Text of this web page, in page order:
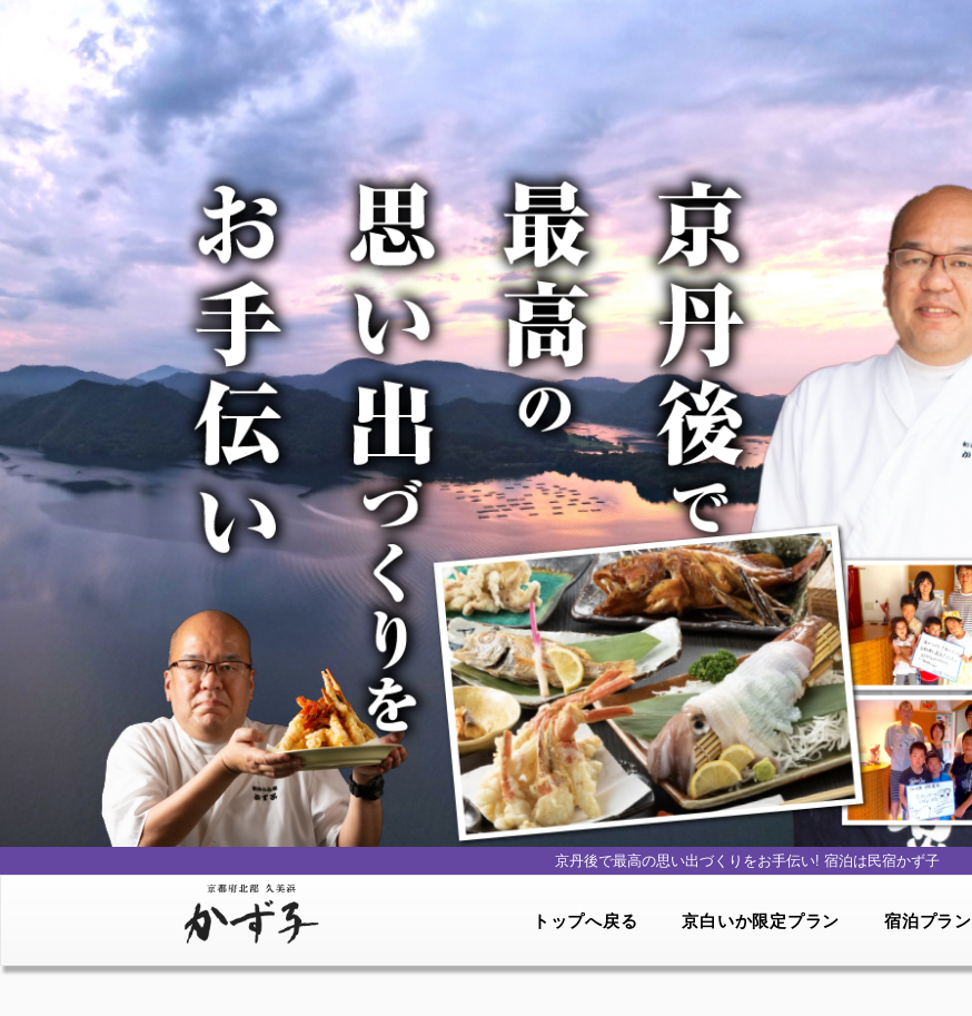
京丹後で最高の思い出づくりをお手伝い! 宿泊は民宿かず子
トップへ戻る 京白いか限定プラン 宿泊プラン